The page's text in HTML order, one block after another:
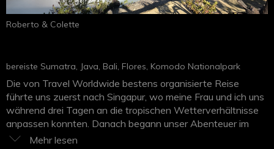
Roberto & Colette
bereiste Sumatra, Java, Bali, Flores, Komodo Nationalpark
Die von Travel Worldwide bestens organisierte Reise
führte uns zuerst nach Singapur, wo meine Frau und ich uns
während drei Tagen an die tropischen Wetterverhältnisse
anpassen konnten. Danach begann unser Abenteuer im
Norden Indonesiens mit einer 2-tägigen Sumatra-